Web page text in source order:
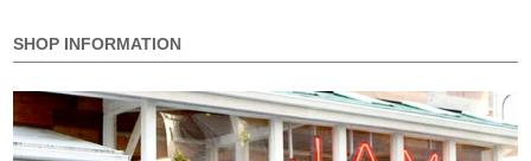
SHOP INFORMATION